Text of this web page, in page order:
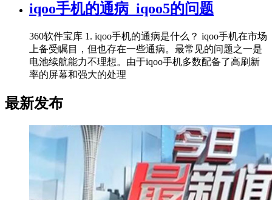
iqoo手机的通病_iqoo5的问题
360软件宝库 1. iqoo手机的通病是什么？ iqoo手机在市场
上备受瞩目，但也存在一些通病。最常见的问题之一是
电池续航能力不理想。由于iqoo手机多数配备了高刷新
率的屏幕和强大的处理
最新发布